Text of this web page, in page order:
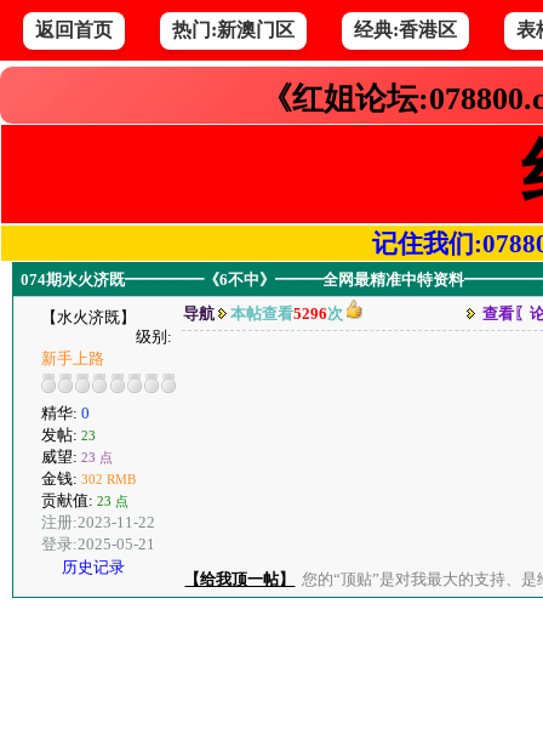
返回首页 热门:新澳门区 经典:香港区 表
《红姐论坛
记住我们
074期水火济既━━━━━《6不中》━━━全网最精准中特资料
【水火济既】
级别:
新手上路
精华: 0
发帖: 23
威望: 23 点
金钱: 302 RMB
贡献值: 23 点
注册:2023-11-22
登录:2025-05-21
历史记录
导航 本帖查看5296次 查看〖
【给我顶一帖】 您的“顶贴”是对我最大的支持、